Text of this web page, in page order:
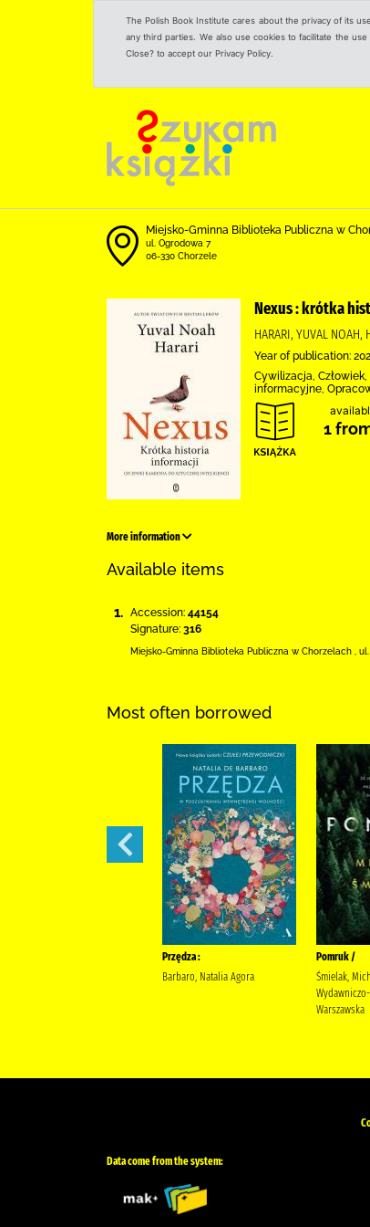
The Polish Book Institute cares about the privacy of its
any third parties. We also use cookies to facilitate the
Close? to accept our Privacy Policy.
Miejsko-Gminna Biblioteka Publiczna w
ul. Ogrodowa 7
06-330 Chorzele
Nexus : krótka
HARARI, YUVAL NOAH,
Year of publication:
Cywilizacja,
informacyjne,
1
More information
Available items
1. Accession: 44154
Signature: 316
Miejsko-Gminna Biblioteka Publiczna w Chorzelach
Most often borrowed
Przędza :
Barbaro, Natalia Agora
Pomruk /
Śmielak,
Warszawska
Data come from the system: